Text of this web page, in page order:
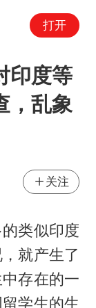
打开
印度等
，乱象
关注
类似印度
就产生了
存在的一
学生的生